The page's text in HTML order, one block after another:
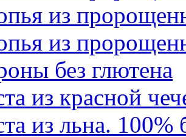
из
из
без глютена
из красной
из льна. 100%